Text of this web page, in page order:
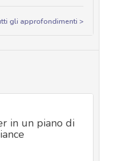
gli approfondimenti >
in un piano di